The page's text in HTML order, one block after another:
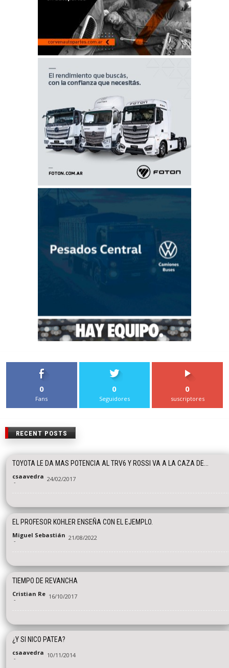
0
Fans
0
Seguidores
0
suscriptores
RECENT POSTS
TOYOTA LE DA MAS POTENCIA AL TRV6 Y ROSSI VA A LA CAZA DE...
csaavedra
- 24/02/2017
EL PROFESOR KOHLER ENSEÑA CON EL EJEMPLO.
Miguel Sebastián
- 21/08/2022
TIEMPO DE REVANCHA
Cristian Re
- 16/10/2017
¿Y SI NICO PATEA?
csaavedra
- 10/11/2014